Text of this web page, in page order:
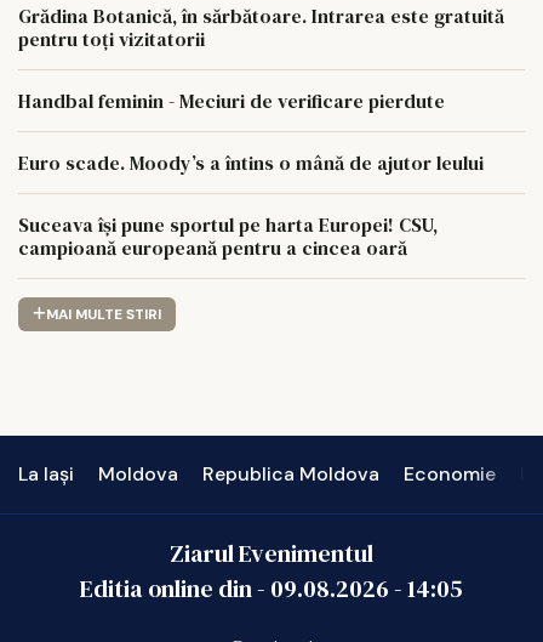
Grădina Botanică, în sărbătoare. Intrarea este gratuită
pentru toți vizitatorii
Handbal feminin - Meciuri de verificare pierdute
Euro scade. Moody’s a întins o mână de ajutor leului
Suceava își pune sportul pe harta Europei! CSU,
campioană europeană pentru a cincea oară
MAI MULTE STIRI
La Iași Moldova Republica Moldova Economie
Ziarul Evenimentul
Editia online din - 09.08.2026-14:05